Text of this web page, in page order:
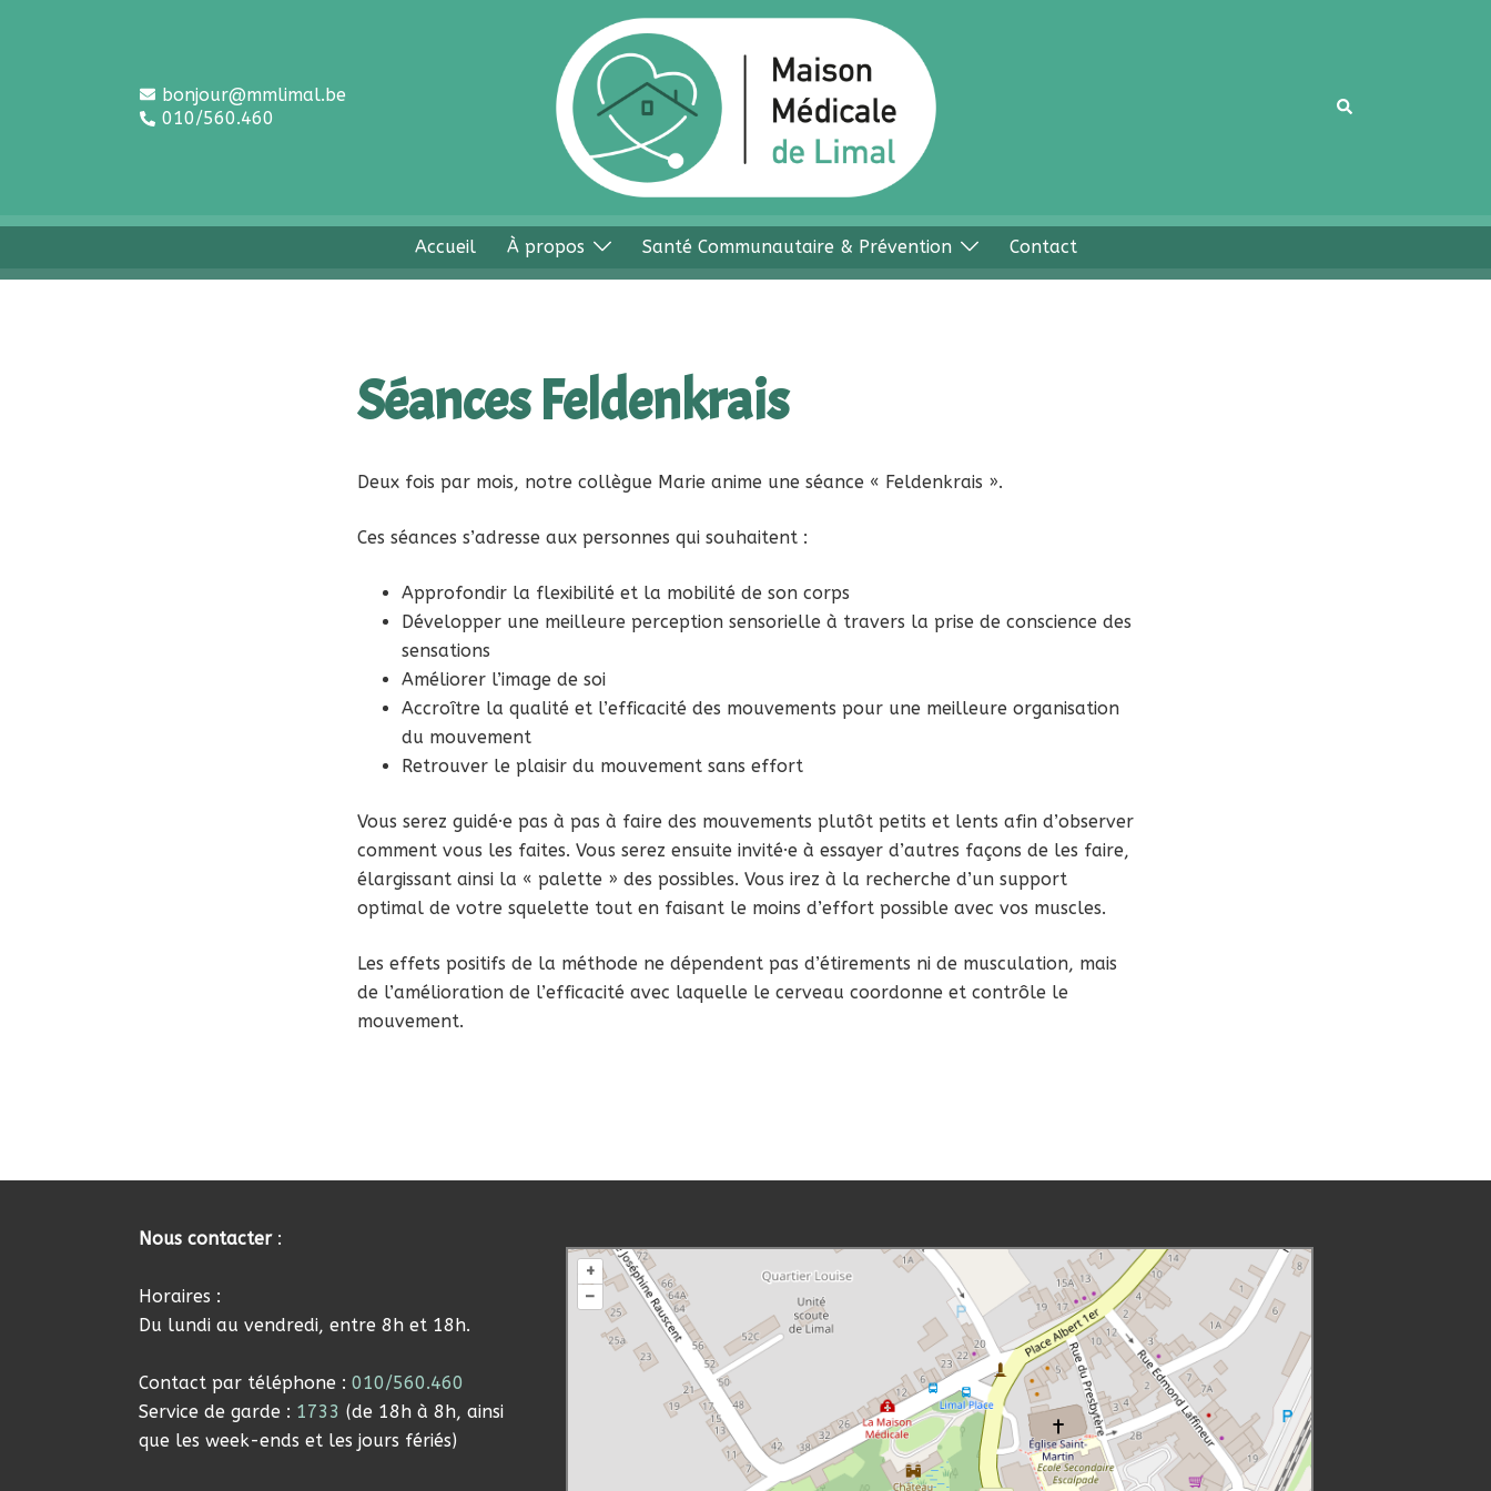
bonjour@mmlimal.be
010/560.460
Rechercher
Accueil À propos Santé Communautaire & Prévention Contact
Séances Feldenkrais
Deux fois par mois, notre collègue Marie anime une séance « Feldenkrais ».
Ces séances s’adresse aux personnes qui souhaitent :
Approfondir la flexibilité et la mobilité de son corps
Développer une meilleure perception sensorielle à travers la prise de conscience des
sensations
Améliorer l’image de soi
Accroître la qualité et l’efficacité des mouvements pour une meilleure organisation
du mouvement
Retrouver le plaisir du mouvement sans effort
Vous serez guidé·e pas à pas à faire des mouvements plutôt petits et lents afin d’observer
comment vous les faites. Vous serez ensuite invité·e à essayer d’autres façons de les faire,
élargissant ainsi la « palette » des possibles. Vous irez à la recherche d’un support
optimal de votre squelette tout en faisant le moins d’effort possible avec vos muscles.
Les effets positifs de la méthode ne dépendent pas d’étirements ni de musculation, mais
de l’amélioration de l’efficacité avec laquelle le cerveau coordonne et contrôle le
mouvement.
Nous contacter :
Horaires :
Du lundi au vendredi, entre 8h et 18h.
Contact par téléphone : 010/560.460
Service de garde : 1733 (de 18h à 8h, ainsi
que les week-ends et les jours fériés)
+
–